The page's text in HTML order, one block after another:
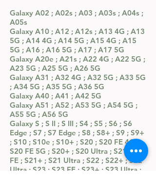
Galaxy A02 ; A02s ; A03 ; A03s ; A04s ;
A05s
Galaxy A10 ; A12 ; A12s ; A13 4G ; A13
5G ; A14 4G ; A14 5G ; A15 4G ; A15
5G ; A16 ; A16 5G ; A17 ; A17 5G
Galaxy A20e ; A21s ; A22 4G ; A22 5G ;
A23 5G ; A25 5G ; A26 5G
Galaxy A31 ; A32 4G ; A32 5G ; A33 5G
; A34 5G ; A35 5G ; A36 5G
Galaxy A40 ; A41 ; A42 5G
Galaxy A51 ; A52 ; A53 5G ; A54 5G ;
A55 5G ; A56 5G
Galaxy S ; S II ; S III ; S4 ; S5 ; S6 ; S6
Edge ; S7 ; S7 Edge ; S8 ; S8+ ; S9 ; S9+
; S10 ; S10e ; S10+ ; S20 ; S20 FE 4G ;
S20 FE 5G ; S20+ ; S20 Ultra ; S21 ; S21
FE ; S21+ ; S21 Ultra ; S22 ; S22+ ; S22
Ultra ; S23 ; S23 FE ; S23+ ; S23 Ultra ;